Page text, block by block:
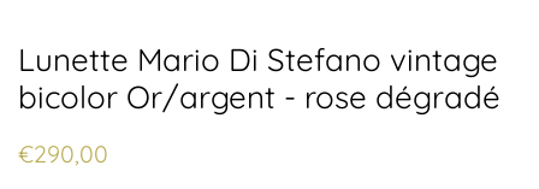
Lunette Mario Di Stefano vintage
bicolor Or/argent - rose dégradé
Prix
€290,00